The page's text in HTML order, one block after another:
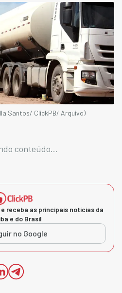
Santos/ ClickPB/ Arquivo)
conteúdo...
receba as principais notícias da
e do Brasil
no Google